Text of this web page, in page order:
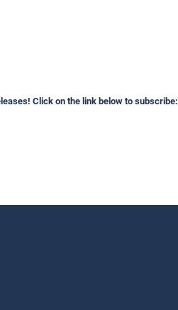
Click on the link below to subscribe: